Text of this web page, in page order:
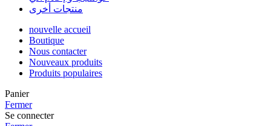
منتجات أخرى
nouvelle accueil
Boutique
Nous contacter
Nouveaux produits
Produits populaires
Panier
Fermer
Se connecter